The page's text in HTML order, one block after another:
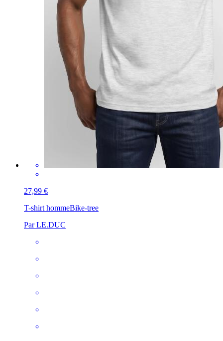
27,99 €
T-shirt hommeBike-tree
Par LE.DUC